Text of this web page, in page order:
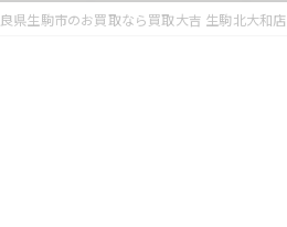
県生駒市のお買取なら買取大吉 生駒北大和店